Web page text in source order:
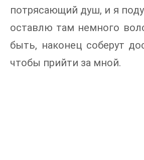
потрясающий душ, и я
оставлю там немного
быть, наконец соберут
чтобы прийти за мной.